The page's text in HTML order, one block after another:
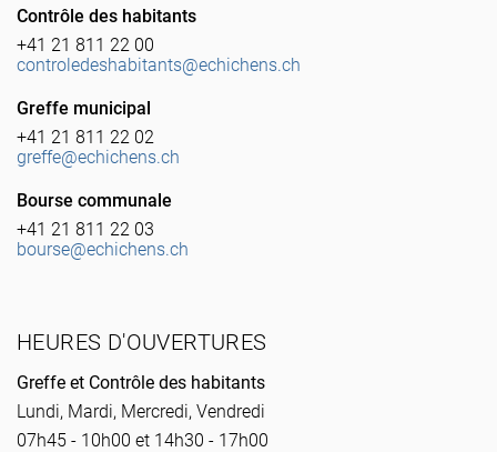
Contrôle des habitants
+41 21 811 22 00
controledeshabitants@echichens.ch
Greffe municipal
+41 21 811 22 02
greffe@echichens.ch
Bourse communale
+41 21 811 22 03
bourse@echichens.ch
HEURES D'OUVERTURES
Greffe et Contrôle des habitants
Lundi, Mardi, Mercredi, Vendredi
07h45 - 10h00 et 14h30 - 17h00